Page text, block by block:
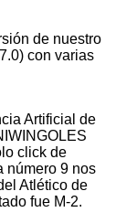
de nuestro
con varias
Artificial de
click de
número 9 nos
Atlético de
fue M-2.